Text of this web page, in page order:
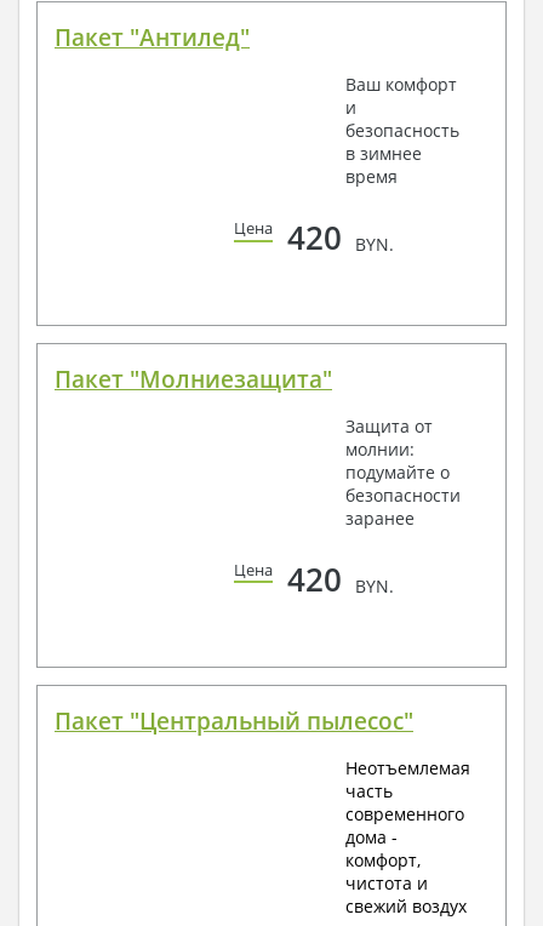
Пакет "Антилед"
Ваш комфорт
и
безопасность
в зимнее
время
Цена 420 BYN.
Пакет "Молниезащита"
Защита от
молнии:
подумайте о
безопасности
заранее
Цена 420 BYN.
Пакет "Центральный пылесос"
Неотъемлемая
часть
современного
дома -
комфорт,
чистота и
свежий воздух